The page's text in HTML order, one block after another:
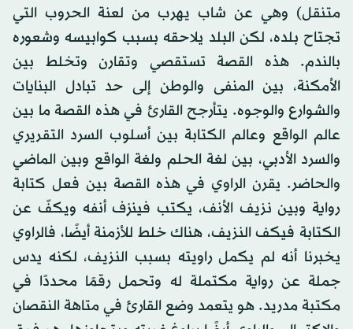
متنقل) وهي عن شاب يهرب من لعنة الحروب التي
تجتاح بلده، لكن البلد يلاحقه بسبب كوابيسه وشعوره
بالندم. هذه القصة تستقصي وتقارن وتخلط بين
الأمكنة، بين المنفى والوطن إلى حد تبادل البنايات
والشوارع والوجوه. يتأرجح القارئ في هذه القصة ما بين
عالم الواقع وعالم الكتابة بين أسلوب السرد التقريري
والسرد الأدبي، بين لغة الحلم ولغة الواقع وبين الماضي
والحاضر. يقرن الراوي في هذه القصة بين فعل كتابة
رواية وبين نزيف الأنف، يكتب فينزف أنفه ويكفّ عن
الكتابة فيكف النزيف، هناك خلط للأزمنة أيضًا، فالراوي
يخبرنا أنه لم يكمل راويته بسبب النزيف، لكنه يدس
جملة عن رواية مكتملة له وتحمل رقمًا محددًا في
مكتبة مدريد. هو يتعمد وضع القارئ في متاهة النقصان